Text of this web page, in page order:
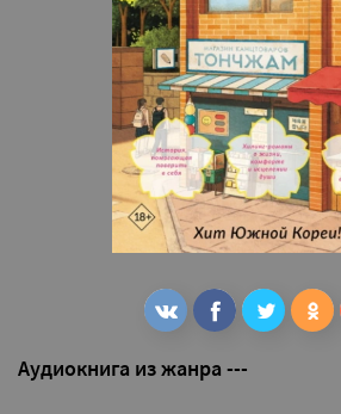
Аудиокнига из жанра ---